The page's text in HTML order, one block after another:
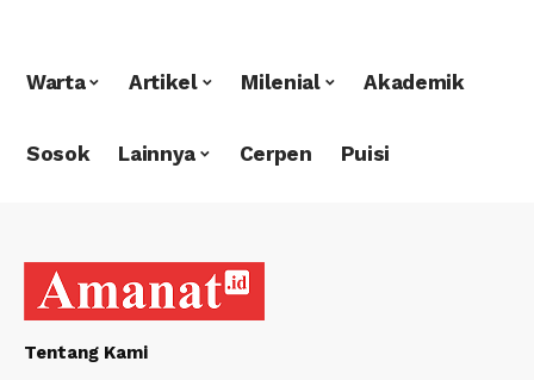
Warta Artikel Milenial Akademik
Sosok Lainnya Cerpen Puisi
Tentang Kami